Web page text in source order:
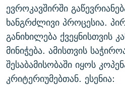
ევროკავშირში
ხანგრძლივი პროცესია.
განიხილება ქვეყნისთვის
მინიჭება. ამისთვის
შესაბამისობაში იყოს
კრიტერიუმებთან. ესენია: